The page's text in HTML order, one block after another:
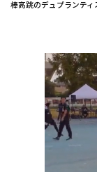
棒高跳のデュプランティ